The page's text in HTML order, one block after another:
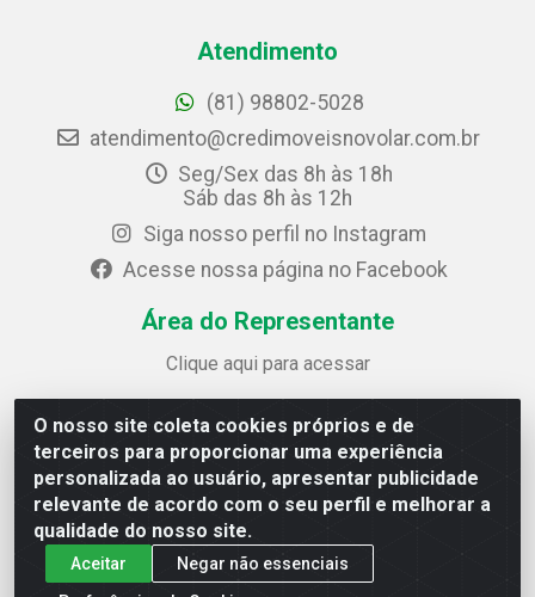
O nosso site coleta cookies próprios e de
terceiros para proporcionar uma experiência
personalizada ao usuário, apresentar publicidade
relevante de acordo com o seu perfil e melhorar a
qualidade do nosso site.
Aceitar
Negar não essenciais
Atendimento
(81) 98802-5028
atendimento@credimoveisnovolar.com.br
Seg/Sex das 8h às 18h
Sáb das 8h às 12h
Siga nosso perfil no Instagram
Acesse nossa página no Facebook
Área do Representante
Clique aqui para acessar
Credimóveis Novolar Ltda
Rua José Alves Bezerra, 430 - Prazeres - Jaboatão dos
Guararapes / PE - CEP 54.325-610
CNPJ: 09.930.165/0013-70